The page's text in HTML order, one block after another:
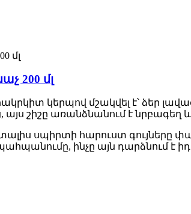
200 մլ
կերպով մշակվել է՝ ձեր
շիշը առանձնանում է նրբագեղ և
սպիրտի հարուստ գույները
ինչը այն դարձնում է